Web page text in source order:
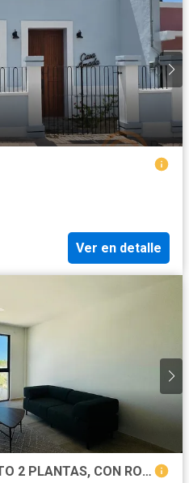
Ver en detalle
EN RENTA DEPARTAMENTO 2 PLANTAS, CON ROOF TOP, EQUIPADO | EN KUMA TEMOZON MÉRIDA